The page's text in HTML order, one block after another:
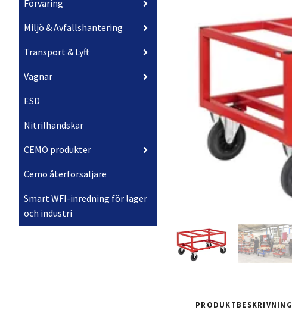
Förvaring
Miljö & Avfallshantering
Transport & Lyft
Vagnar
ESD
Nitrilhandskar
CEMO produkter
Cemo återförsäljare
Smart WFI-inredning för lager
och industri
PRODUKTBESKRIVNING